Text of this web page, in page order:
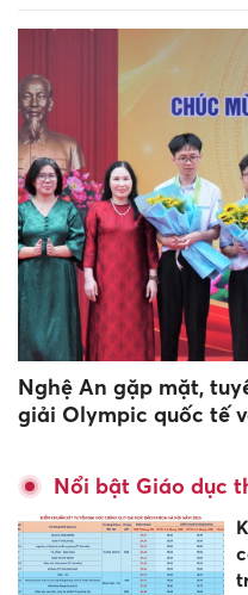
Nghệ An gặp mặt,
giải Olympic quốc tế
Nổi bật Giáo dục